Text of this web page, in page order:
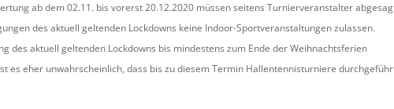
ab dem 02.11. bis vorerst 20.12.2020 müssen seitens Turnierveranstalter
des aktuell geltenden Lockdowns keine Indoor-Sportveranstaltungen zulassen.
des aktuell geltenden Lockdowns bis mindestens zum Ende der Weihnachtsferien
es eher unwahrscheinlich, dass bis zu diesem Termin Hallentennisturniere